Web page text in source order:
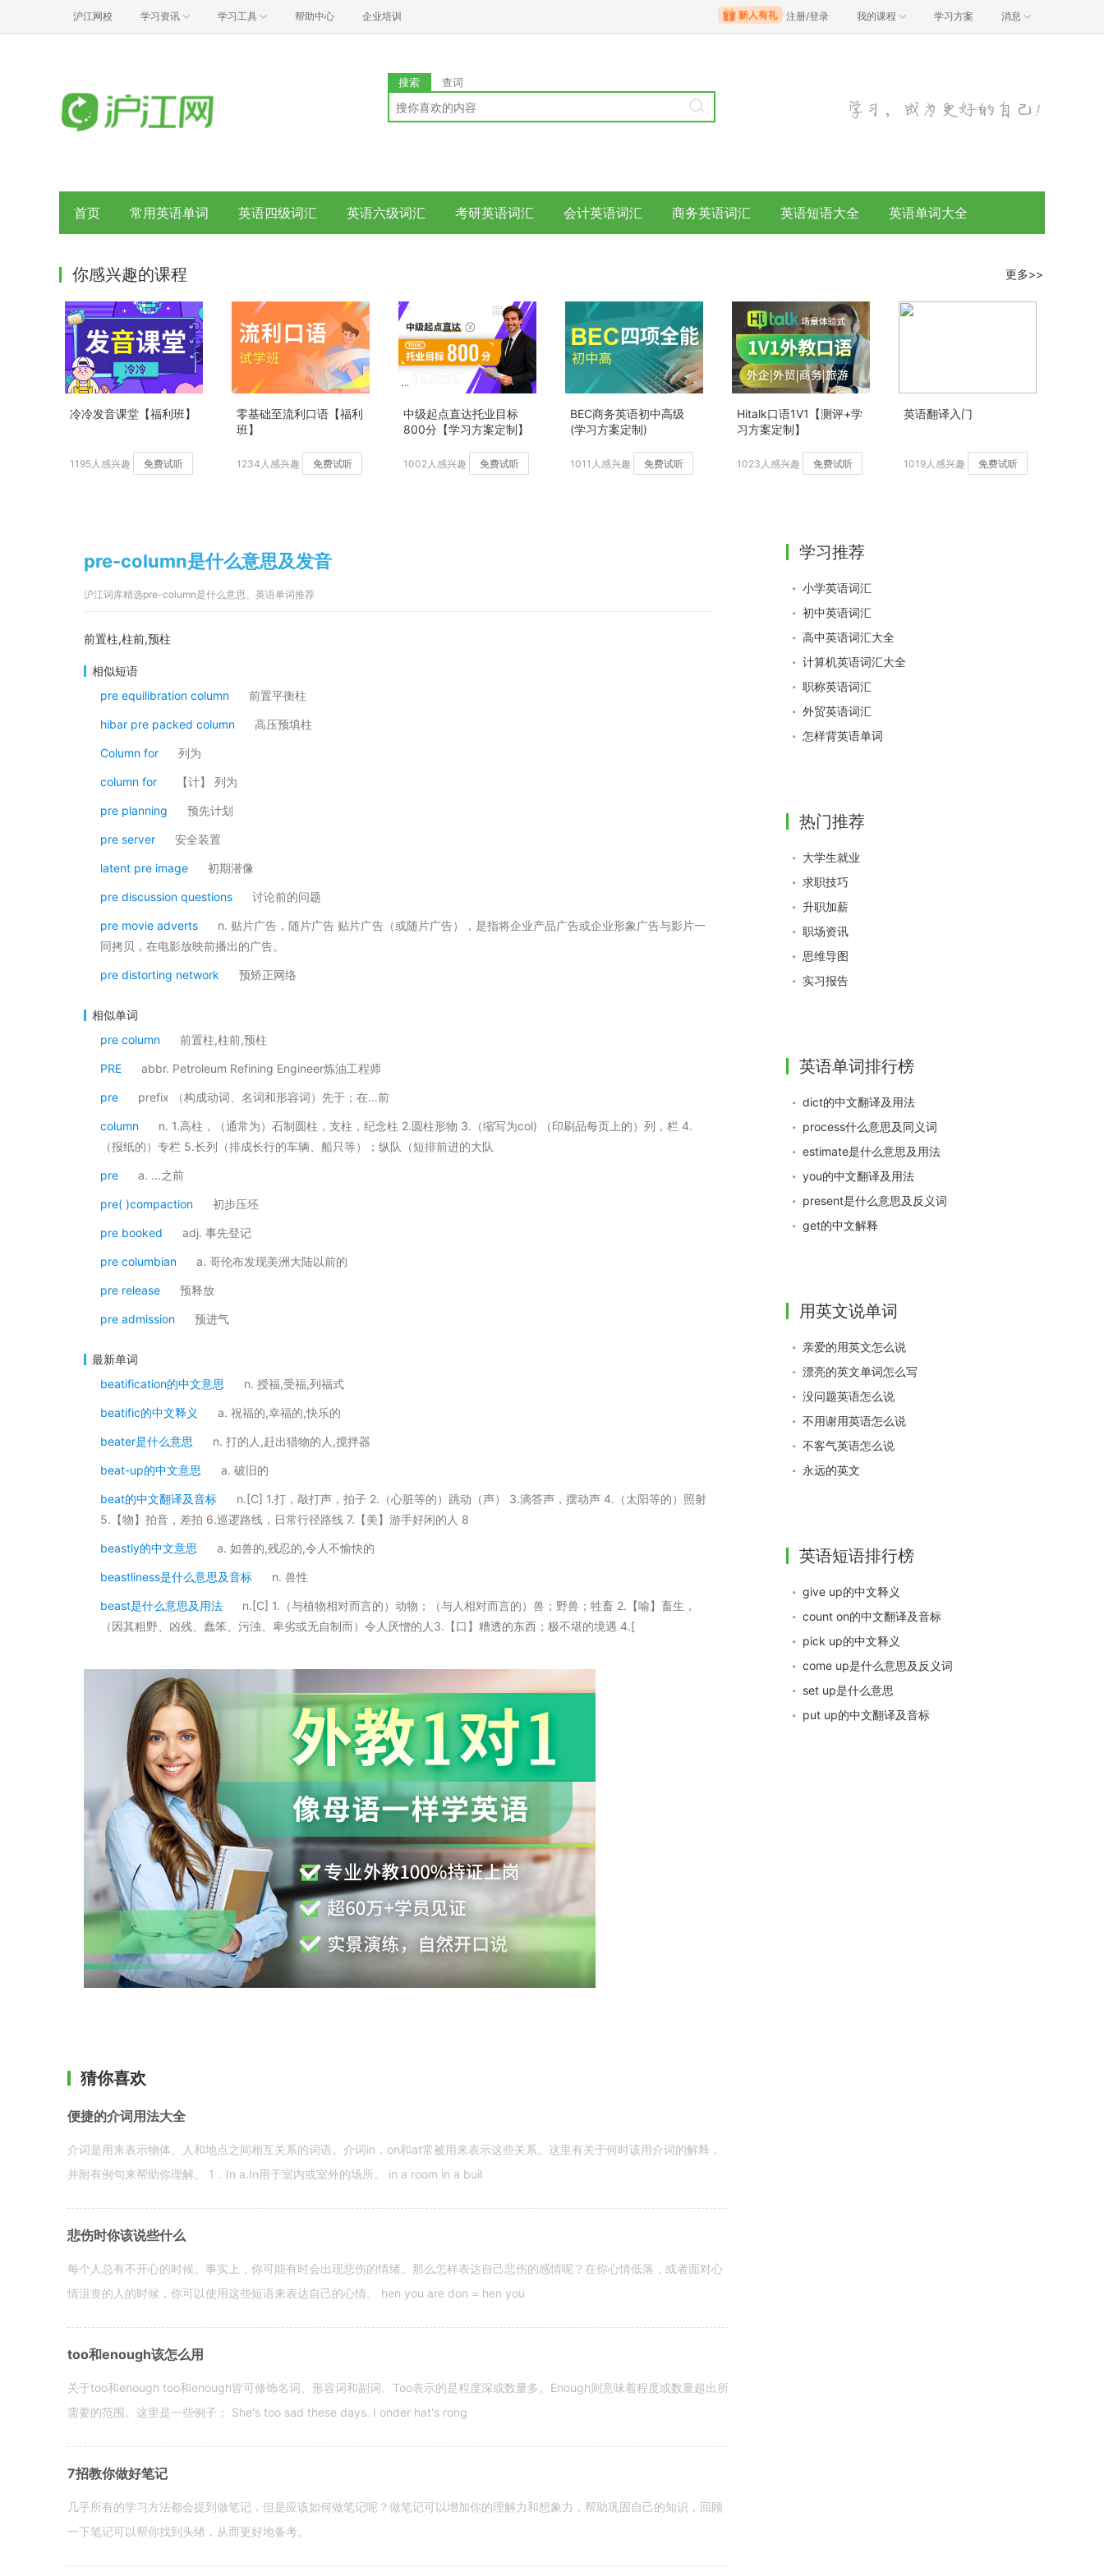
沪江网校 学习资讯 学习工具 帮助中心 企业培训 注册/登录 我的课程 学习方案 消息
搜索 查词
首页 常用英语单词 英语四级词汇 英语六级词汇 考研英语词汇 会计英语词汇 商务英语词汇 英语短语大全 英语单词大全
你感兴趣的课程 更多>>
冷冷发音课堂【福利班】
1195人感兴趣 免费试听
零基础至流利口语【福利
班】
1234人感兴趣 免费试听
中级起点直达托业目标
800分【学习方案定制】
1002人感兴趣 免费试听
BEC商务英语初中高级
(学习方案定制)
1011人感兴趣 免费试听
Hitalk口语1V1【测评+学
习方案定制】
1023人感兴趣 免费试听
英语翻译入门
1019人感兴趣 免费试听
pre-column是什么意思及发音
沪江词库精选pre-column是什么意思、英语单词推荐
前置柱,柱前,预柱
相似短语
pre equilibration column
前置平衡柱
hibar pre packed column 高压预填柱
Column for 列为
column for 【计】 列为
pre planning 预先计划
pre server 安全装置
latent pre image 初期潜像
pre discussion questions 讨论前的问题
pre movie adverts
n. 贴片广告，随片广告 贴片广告（或随片广告），是指将企业产品广告或企业形象广告与影片一
同拷贝，在电影放映前播出的广告。
pre distorting network 预矫正网络
相似单词
pre column
前置柱,柱前,预柱
PRE abbr. Petroleum Refining Engineer炼油工程师
pre prefix （构成动词、名词和形容词）先于；在...前
column
n. 1.高柱，（通常为）石制圆柱，支柱，纪念柱 2.圆柱形物 3.（缩写为col) （印刷品每页上的）列，栏 4.
（报纸的）专栏 5.长列（排成长行的车辆、船只等）；纵队（短排前进的大队
pre a. …之前
pre( )compaction 初步压坯
pre booked adj. 事先登记
pre columbian a. 哥伦布发现美洲大陆以前的
pre release 预释放
pre admission 预进气
最新单词
beatification的中文意思
n. 授福,受福,列福式
beatific的中文释义 a. 祝福的,幸福的,快乐的
beater是什么意思 n. 打的人,赶出猎物的人,搅拌器
beat-up的中文意思 a. 破旧的
beat的中文翻译及音标
n.[C] 1.打，敲打声，拍子 2.（心脏等的）跳动（声） 3.滴答声，摆动声 4.（太阳等的）照射
5.【物】拍音，差拍 6.巡逻路线，日常行径路线 7.【美】游手好闲的人 8
beastly的中文意思 a. 如兽的,残忍的,令人不愉快的
beastliness是什么意思及音标 n. 兽性
beast是什么意思及用法
n.[C] 1.（与植物相对而言的）动物；（与人相对而言的）兽；野兽；牲畜 2.【喻】畜生，
（因其粗野、凶残、蠢笨、污浊、卑劣或无自制而）令人厌憎的人3.【口】糟透的东西；极不堪的境遇 4.[
猜你喜欢
便捷的介词用法大全
介词是用来表示物体、人和地点之间相互关系的词语。介词in，on和at常被用来表示这些关系。这里有关于何时该用介词的解释，
并附有例句来帮助你理解。 1．In a.In用于室内或室外的场所。 in a room in a buil
悲伤时你该说些什么
每个人总有不开心的时候。事实上，你可能有时会出现悲伤的情绪。那么怎样表达自己悲伤的感情呢？在你心情低落，或者面对心
情沮丧的人的时候，你可以使用这些短语来表达自己的心情。 hen you are don = hen you
too和enough该怎么用
关于too和enough too和enough皆可修饰名词、形容词和副词。Too表示的是程度深或数量多。Enough则意味着程度或数量超出所
需要的范围。这里是一些例子： She's too sad these days. I onder hat's rong
7招教你做好笔记
几乎所有的学习方法都会提到做笔记，但是应该如何做笔记呢？做笔记可以增加你的理解力和想象力，帮助巩固自己的知识，回顾
一下笔记可以帮你找到头绪，从而更好地备考。
学习推荐
小学英语词汇
初中英语词汇
高中英语词汇大全
计算机英语词汇大全
职称英语词汇
外贸英语词汇
怎样背英语单词
热门推荐
大学生就业
求职技巧
升职加薪
职场资讯
思维导图
实习报告
英语单词排行榜
dict的中文翻译及用法
process什么意思及同义词
estimate是什么意思及用法
you的中文翻译及用法
present是什么意思及反义词
get的中文解释
用英文说单词
亲爱的用英文怎么说
漂亮的英文单词怎么写
没问题英语怎么说
不用谢用英语怎么说
不客气英语怎么说
永远的英文
英语短语排行榜
give up的中文释义
count on的中文翻译及音标
pick up的中文释义
come up是什么意思及反义词
set up是什么意思
put up的中文翻译及音标